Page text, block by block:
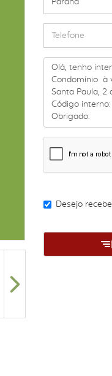
Desejo